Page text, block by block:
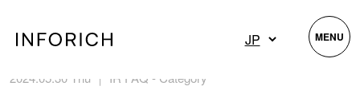
2024.05.30 Thu ｜ IR FAQ - Category
MENU